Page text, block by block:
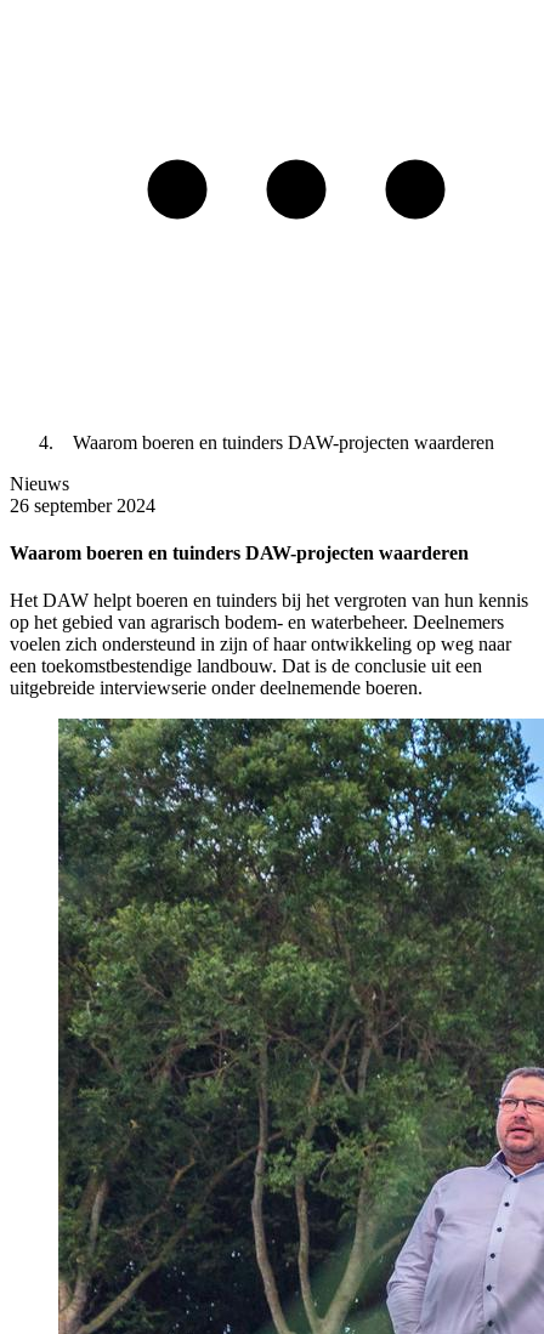
Waarom boeren en tuinders DAW-projecten waarderen
Nieuws
26 september 2024
Waarom boeren en tuinders DAW-projecten waarderen
Het DAW helpt boeren en tuinders bij het vergroten van hun kennis
op het gebied van agrarisch bodem- en waterbeheer. Deelnemers
voelen zich ondersteund in zijn of haar ontwikkeling op weg naar
een toekomstbestendige landbouw. Dat is de conclusie uit een
uitgebreide interviewserie onder deelnemende boeren.